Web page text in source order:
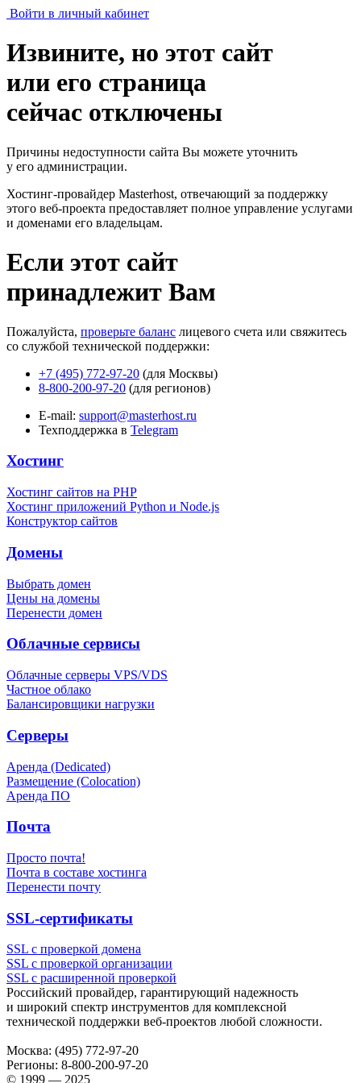
Войти в личный кабинет
Извините, но этот сайт
или его страница
сейчас отключены
Причины недоступности сайта Вы можете уточнить
у его администрации.
Хостинг-провайдер Masterhost, отвечающий за поддержку
этого веб-проекта предоставляет полное управление услугами
и доменами его владельцам.
Если этот сайт
принадлежит Вам
Пожалуйста, проверьте баланс лицевого счета или свяжитесь
со службой технической поддержки:
+7 (495) 772-97-20 (для Москвы)
8-800-200-97-20 (для регионов)
E-mail: support@masterhost.ru
Техподдержка в Telegram
Хостинг
Хостинг сайтов на PHP
Хостинг приложений Python и Node.js
Конструктор сайтов
Домены
Выбрать домен
Цены на домены
Перенести домен
Облачные сервисы
Облачные серверы VPS/VDS
Частное облако
Балансировщики нагрузки
Серверы
Аренда (Dedicated)
Размещение (Colocation)
Аренда ПО
Почта
Просто почта!
Почта в составе хостинга
Перенести почту
SSL-сертификаты
SSL с проверкой домена
SSL с проверкой организации
SSL с расширенной проверкой
Российский провайдер, гарантирующий надежность
и широкий спектр инструментов для комплексной
технической поддержки веб-проектов любой сложности.
Москва: (495) 772-97-20
Регионы: 8-800-200-97-20
© 1999 — 2025